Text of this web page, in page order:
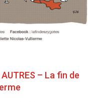
AUTRES – La fin de